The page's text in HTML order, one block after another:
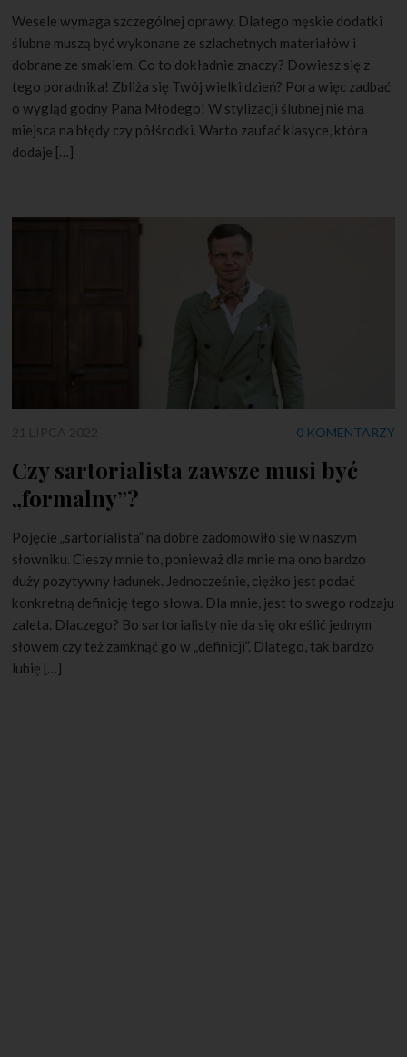
Wesele wymaga szczególnej oprawy. Dlatego męskie dodatki
ślubne muszą być wykonane ze szlachetnych materiałów i
dobrane ze smakiem. Co to dokładnie znaczy? Dowiesz się z
tego poradnika! Zbliża się Twój wielki dzień? Pora więc zadbać
o wygląd godny Pana Młodego! W stylizacji ślubnej nie ma
miejsca na błędy czy półśrodki. Warto zaufać klasyce, która
dodaje […]
0 KOMENTARZY
Czy sartorialista zawsze musi być
„formalny”?
Pojęcie „sartorialista” na dobre zadomowiło się w naszym
słowniku. Cieszy mnie to, ponieważ dla mnie ma ono bardzo
duży pozytywny ładunek. Jednocześnie, ciężko jest podać
konkretną definicję tego słowa. Dla mnie, jest to swego rodzaju
zaleta. Dlaczego? Bo sartorialisty nie da się określić jednym
słowem czy też zamknąć go w „definicji”. Dlatego, tak bardzo
lubię […]